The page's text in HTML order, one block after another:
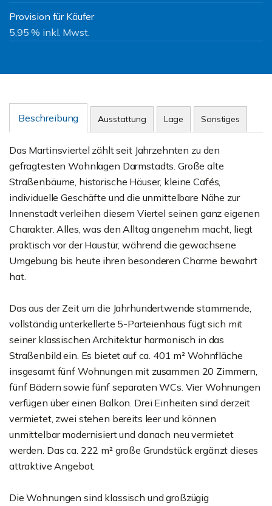
Provision für Käufer
5,95 % inkl. Mwst.
Beschreibung Ausstattung Lage Sonstiges
Das Martinsviertel zählt seit Jahrzehnten zu den
gefragtesten Wohnlagen Darmstadts. Große alte
Straßenbäume, historische Häuser, kleine Cafés,
individuelle Geschäfte und die unmittelbare Nähe zur
Innenstadt verleihen diesem Viertel seinen ganz eigenen
Charakter. Alles, was den Alltag angenehm macht, liegt
praktisch vor der Haustür, während die gewachsene
Umgebung bis heute ihren besonderen Charme bewahrt
hat.
Das aus der Zeit um die Jahrhundertwende stammende,
vollständig unterkellerte 5-Parteienhaus fügt sich mit
seiner klassischen Architektur harmonisch in das
Straßenbild ein. Es bietet auf ca. 401 m² Wohnfläche
insgesamt fünf Wohnungen mit zusammen 20 Zimmern,
fünf Bädern sowie fünf separaten WCs. Vier Wohnungen
verfügen über einen Balkon. Drei Einheiten sind derzeit
vermietet, zwei stehen bereits leer und können
unmittelbar modernisiert und danach neu vermietet
werden. Das ca. 222 m² große Grundstück ergänzt dieses
attraktive Angebot.
Die Wohnungen sind klassisch und großzügig